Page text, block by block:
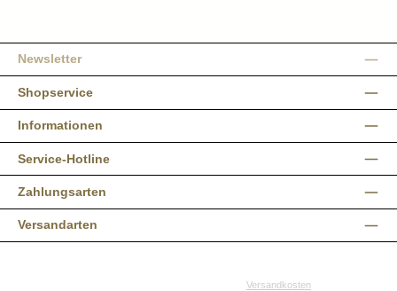
Newsletter
Shopservice
Informationen
Service-Hotline
Zahlungsarten
Versandarten
Versandkosten